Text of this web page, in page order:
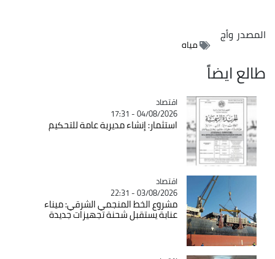
المصدروأج
مياه
طالع ايضاً
Catégorie
اقتصاد
04/08/2026 - 17:31
استثمار: إنشاء مديرية عامة للتحكيم
Catégorie
اقتصاد
03/08/2026 - 22:31
مشروع الخط المنجمي الشرقي: ميناء
عنابة يستقبل شحنة تجهيزات جديدة